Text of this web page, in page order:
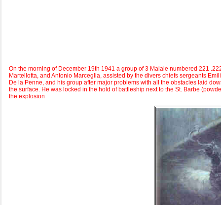
On the morning of December 19th 1941 a group of 3 Maiale numbered 221
Martellotta, and Antonio Marceglia, assisted by the divers chiefs sergeants
De la Penne, and his group after major problems with all the obstacles laid
the surface. He was locked in the hold of battleship next to the St. Barbe
the explosion